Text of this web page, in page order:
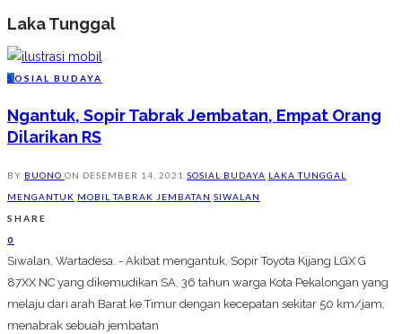
Laka Tunggal
S OSIAL BUDAYA
Ngantuk, Sopir Tabrak Jembatan, Empat Orang
Dilarikan RS
BY BUONO ON DESEMBER 14, 2021 SOSIAL BUDAYA LAKA TUNGGAL
MENGANTUK MOBIL TABRAK JEMBATAN SIWALAN
SHARE
0
Siwalan, Wartadesa. - Akibat mengantuk, Sopir Toyota Kijang LGX G
87XX NC yang dikemudikan SA, 36 tahun warga Kota Pekalongan yang
melaju dari arah Barat ke Timur dengan kecepatan sekitar 50 km/jam,
menabrak sebuah jembatan